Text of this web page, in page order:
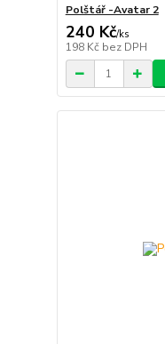
Polštář -Avatar 2
240 Kč/ks
198 Kč bez DPH